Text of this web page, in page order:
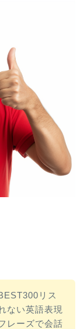
リス
ない英語表現
レーズで会話